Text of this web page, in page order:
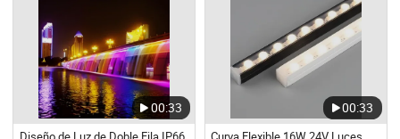
00:33 00:33